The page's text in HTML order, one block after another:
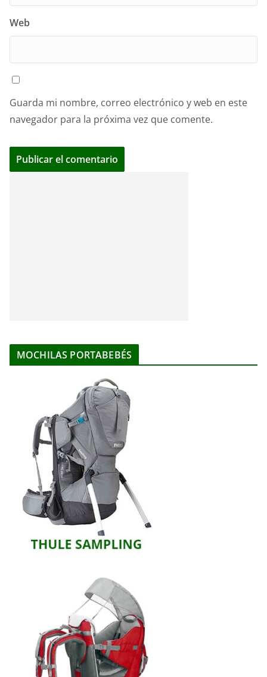
Web
Guarda mi nombre, correo electrónico y web en este
navegador para la próxima vez que comente.
MOCHILAS PORTABEBÉS